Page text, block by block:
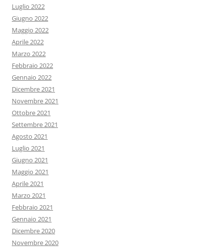
Luglio 2022
Giugno 2022
Maggio 2022
Aprile 2022
Marzo 2022
Febbraio 2022
Gennaio 2022
Dicembre 2021
Novembre 2021
Ottobre 2021
Settembre 2021
Agosto 2021
Luglio 2021
Giugno 2021
Maggio 2021
Aprile 2021
Marzo 2021
Febbraio 2021
Gennaio 2021
Dicembre 2020
Novembre 2020